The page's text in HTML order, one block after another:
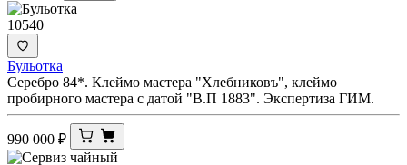
10540
Бульотка
Серебро 84*. Клеймо мастера "Хлебниковъ", клеймо
пробирного мастера с датой "В.П 1883". Экспертиза ГИМ.
990 000 ₽